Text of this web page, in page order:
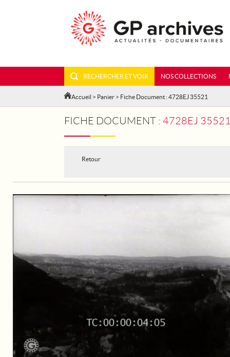
RECHERCHER ET VOIR NOS COLLECTIONS
Accueil > Panier > Fiche Document : 4728EJ 35521
FICHE DOCUMENT : 4728EJ 35521
Retour